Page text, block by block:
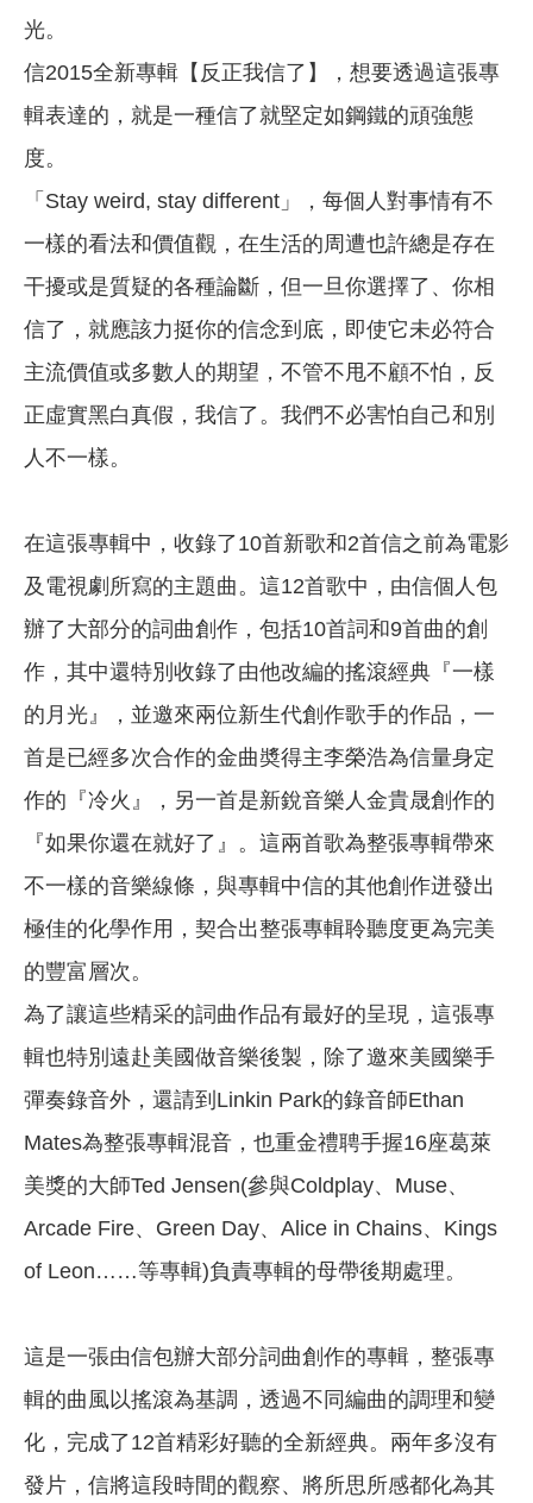
光。
信2015全新專輯【反正我信了】，想要透過這張專
輯表達的，就是一種信了就堅定如鋼鐵的頑強態
度。
「Stay weird, stay different」，每個人對事情有不
一樣的看法和價值觀，在生活的周遭也許總是存在
干擾或是質疑的各種論斷，但一旦你選擇了、你相
信了，就應該力挺你的信念到底，即使它未必符合
主流價值或多數人的期望，不管不甩不顧不怕，反
正虛實黑白真假，我信了。我們不必害怕自己和別
人不一樣。
在這張專輯中，收錄了10首新歌和2首信之前為電影
及電視劇所寫的主題曲。這12首歌中，由信個人包
辦了大部分的詞曲創作，包括10首詞和9首曲的創
作，其中還特別收錄了由他改編的搖滾經典『一樣
的月光』，並邀來兩位新生代創作歌手的作品，一
首是已經多次合作的金曲奬得主李榮浩為信量身定
作的『冷火』，另一首是新銳音樂人金貴晟創作的
『如果你還在就好了』。這兩首歌為整張專輯帶來
不一樣的音樂線條，與專輯中信的其他創作迸發出
極佳的化學作用，契合出整張專輯聆聽度更為完美
的豐富層次。
為了讓這些精采的詞曲作品有最好的呈現，這張專
輯也特別遠赴美國做音樂後製，除了邀來美國樂手
彈奏錄音外，還請到Linkin Park的錄音師Ethan
Mates為整張專輯混音，也重金禮聘手握16座葛萊
美獎的大師Ted Jensen(參與Coldplay、Muse、
Arcade Fire、Green Day、Alice in Chains、Kings
of Leon……等專輯)負責專輯的母帶後期處理。
這是一張由信包辦大部分詞曲創作的專輯，整張專
輯的曲風以搖滾為基調，透過不同編曲的調理和變
化，完成了12首精彩好聽的全新經典。兩年多沒有
發片，信將這段時間的觀察、將所思所感都化為其